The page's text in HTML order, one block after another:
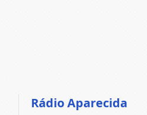
Rádio Aparecida